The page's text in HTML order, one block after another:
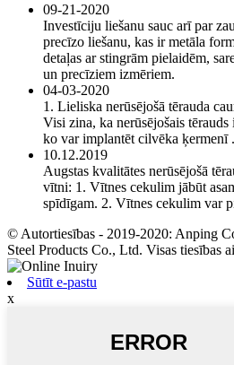
09-21-2020
Investīciju liešanu sauc arī par
precīzo liešanu, kas ir metāla
detaļas ar stingrām pielaidēm,
un precīziem izmēriem.
04-03-2020
1. Lieliska nerūsējošā tērauda
Visi zina, ka nerūsējošais
ko var implantēt cilvēka ķermenī
10.12.2019
Augstas kvalitātes nerūsējošā
vītni: 1. Vītnes cekulim jābūt
spīdīgam. 2. Vītnes cekulim var
© Autortiesības - 2019-2020: Anping
Steel Products Co., Ltd. Visas tiesības
Sūtīt e-pastu
x